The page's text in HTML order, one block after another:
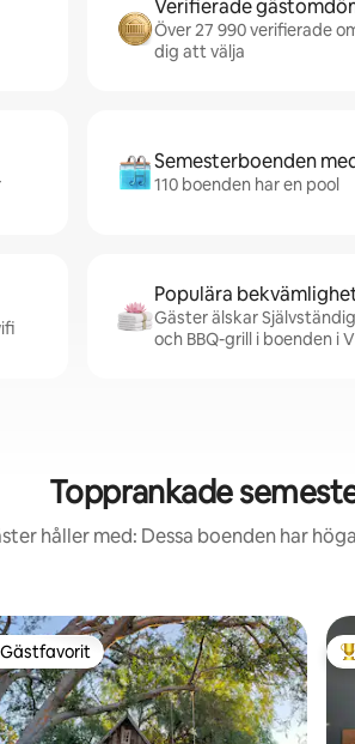
Verifierade
Över 27 990 verifierade
dig att välja
Semesterboenden
110 boenden har en pool
Populära
Gäster älskar
och BBQ-grill i boenden i
Topprankade
håller med: Dessa boenden har
gästfavorit
Gästfavorit